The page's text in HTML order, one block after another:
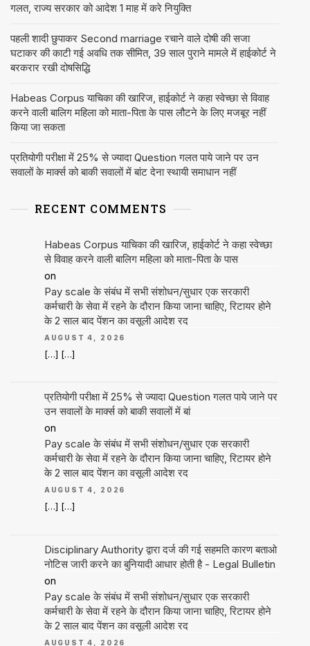
गलत, राज्य सरकार को आदेश 1 माह में करे नियुक्ति
पहली शादी छुपाकर Second marriage रचाने वाले दोषी की सजा
घटाकर की काटी गई अवधि तक सीमित, 39 साल पुराने मामले में हाईकोर्ट ने
बरकरार रखी दोषसिद्धि
Habeas Corpus याचिका की खारिज, हाईकोर्ट ने कहा स्वेच्छा से विवाह
करने वाली बालिग महिला को माता-पिता के पास लौटने के लिए मजबूर नहीं
किया जा सकता
प्रतियोगी परीक्षा में 25% से ज्यादा Question गलत पाये जाने पर उन
सवालों के मार्क्स को बाकी सवालों में बांट देना स्थायी समाधान नहीं
RECENT COMMENTS
Habeas Corpus याचिका की खारिज, हाईकोर्ट ने कहा स्वेच्छा
से विवाह करने वाली बालिग महिला को माता-पिता के पास
on
Pay scale के संबंध में सभी संशोधन/सुधार एक सरकारी
कर्मचारी के सेवा में रहने के दौरान किया जाना चाहिए, रिटायर होने
के 2 साल बाद पेंशन का वसूली आदेश रद
AUGUST 4, 2026
[…] […]
प्रतियोगी परीक्षा में 25% से ज्यादा Question गलत पाये जाने पर
उन सवालों के मार्क्स को बाकी सवालों में बां
on
Pay scale के संबंध में सभी संशोधन/सुधार एक सरकारी
कर्मचारी के सेवा में रहने के दौरान किया जाना चाहिए, रिटायर होने
के 2 साल बाद पेंशन का वसूली आदेश रद
AUGUST 4, 2026
[…] […]
Disciplinary Authority द्वारा दर्ज की गई सहमति कारण बताओ
नोटिस जारी करने का बुनियादी आधार होती है - Legal Bulletin
on
Pay scale के संबंध में सभी संशोधन/सुधार एक सरकारी
कर्मचारी के सेवा में रहने के दौरान किया जाना चाहिए, रिटायर होने
के 2 साल बाद पेंशन का वसूली आदेश रद
AUGUST 4, 2026